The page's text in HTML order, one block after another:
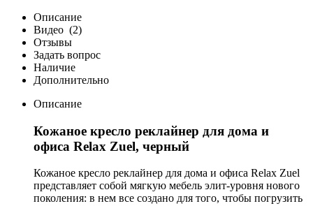
Описание
Видео (2)
Отзывы
Задать вопрос
Наличие
Дополнительно
Описание
Кожаное кресло реклайнер для дома и
офиса Relax Zuel, черный
Кожаное кресло реклайнер для дома и офиса Relax Zuel
представляет собой мягкую мебель элит-уровня нового
поколения: в нем все создано для того, чтобы погрузить